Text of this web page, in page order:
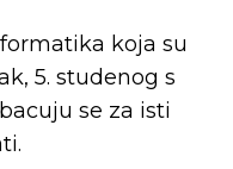
koja su
5. studenog s
se za isti